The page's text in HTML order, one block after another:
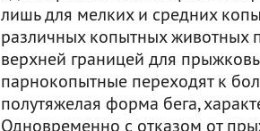
лишь для мелких и средних
различных копытных животных
верхней границей для
парнокопытные переходят к
полутяжелая форма бега,
Одновременно с отказом от